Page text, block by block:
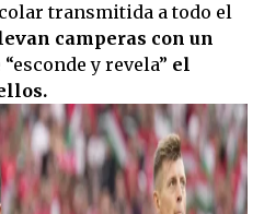
transmitida a todo el
camperas con un
“esconde y revela” el